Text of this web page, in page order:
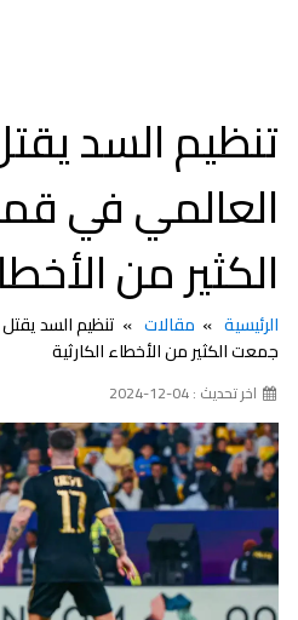
تنظيم السد
العالمي في
الكثير من
الرئيسية مقالات
تنظيم السد
جمعت الكثير من الأخطاء الكارثية
اخر تحديث : 04-12-2024